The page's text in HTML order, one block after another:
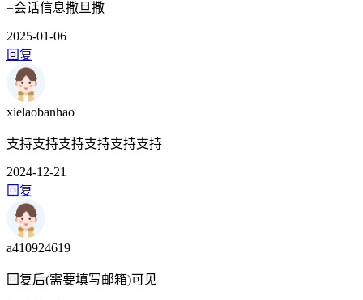
=会话信息撒旦撒
2025-01-06
回复
xielaobanhao
支持支持支持支持支持支持
2024-12-21
回复
a410924619
回复后(需要填写邮箱)可见